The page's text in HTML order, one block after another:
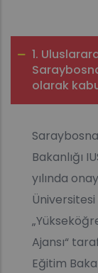
1.
olarak
Bakanlığı
yılında
Ajansı“
Eğitim